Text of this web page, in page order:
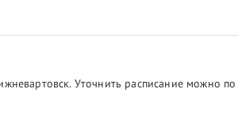
Уточнить расписание можно по